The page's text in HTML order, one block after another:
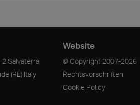
2 Salvaterra
(RE) Italy
Website
© Copyright 2007-2026
Rechtsvorschriften
Cookie Policy